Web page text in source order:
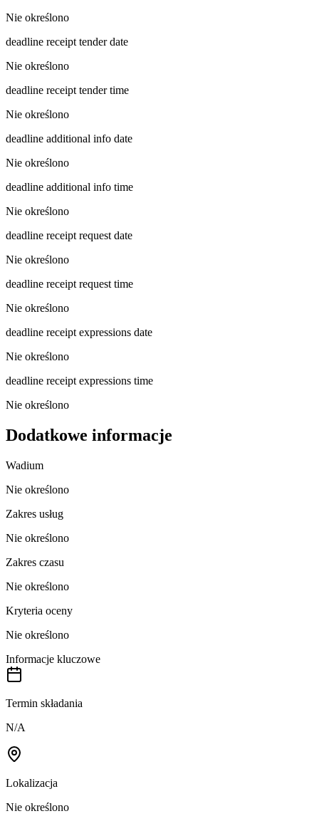
Nie określono
deadline receipt tender date
Nie określono
deadline receipt tender time
Nie określono
deadline additional info date
Nie określono
deadline additional info time
Nie określono
deadline receipt request date
Nie określono
deadline receipt request time
Nie określono
deadline receipt expressions date
Nie określono
deadline receipt expressions time
Nie określono
Dodatkowe informacje
Wadium
Nie określono
Zakres usług
Nie określono
Zakres czasu
Nie określono
Kryteria oceny
Nie określono
Informacje kluczowe
Termin składania
N/A
Lokalizacja
Nie określono